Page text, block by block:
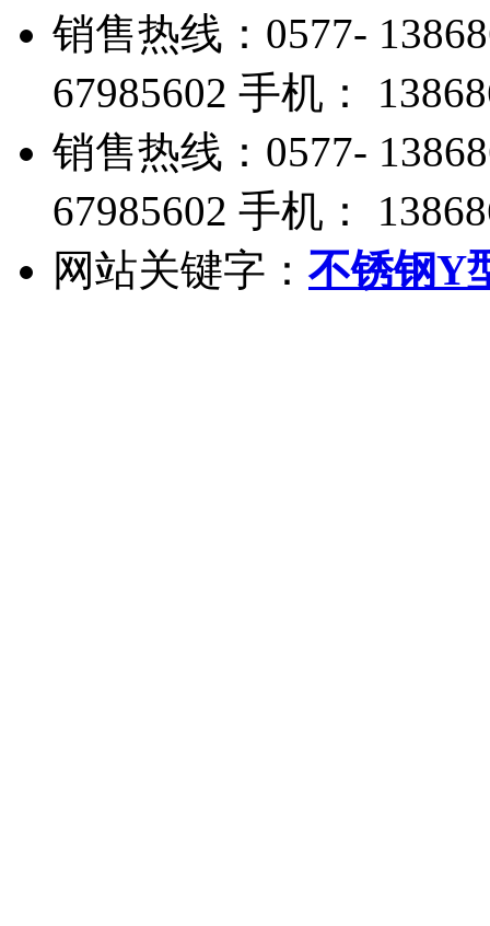
销售热线：0577-
67985602 手机：
销售热线：0577-
67985602 手机：
网站关键字： 不锈钢Y